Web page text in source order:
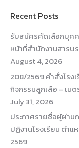
Recent Posts
รับสมัครคัดเลือกบุคค
หน้าที่สำนักงานสารบ
August 4, 2026
208/2569 คำสั่งโรง
กิจกรรมลูกเสือ – เน
July 31, 2026
ประกาศรายชื่อผู้ผ่าน
ปฏิงานโรงเรียน ตำ
2569